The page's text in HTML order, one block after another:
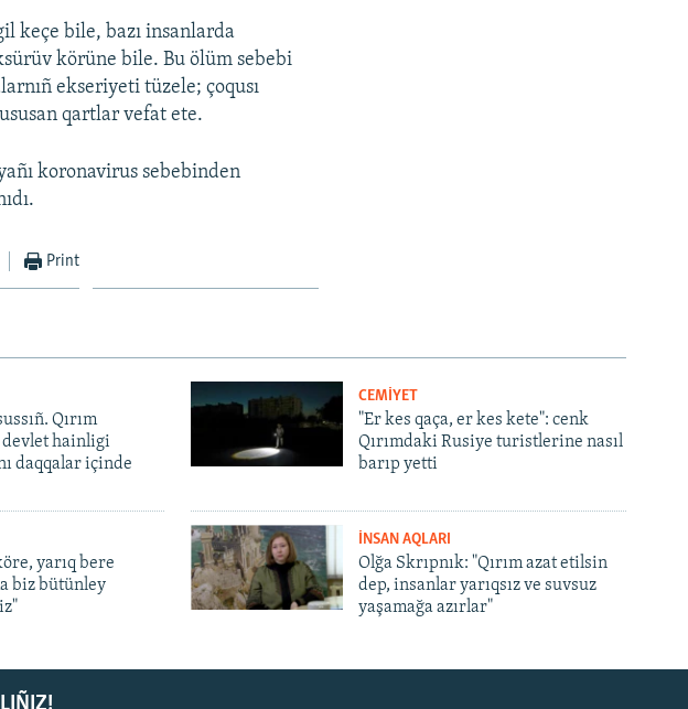
keçe bile, bazı insanlarda
körüne bile. Bu ölüm sebebi
ekseriyeti tüzele; çoqusı
qartlar vefat ete.
koronavirus sebebinden
Print
Qırım
hainligi
daqqalar içinde
CEMİYET
"Er kes qaça, er kes kete": cenk
Qırımdaki Rusiye turistlerine nasıl
barıp yetti
yarıq bere
biz bütünley
İNSAN AQLARI
Olğa Skrıpnık: "Qırım azat etilsin
dep, insanlar yarıqsız ve suvsuz
yaşamağa azırlar"